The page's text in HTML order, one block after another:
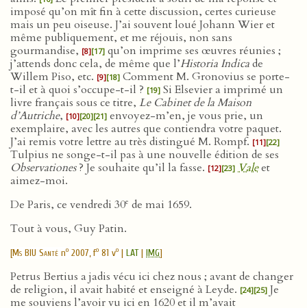
imposé qu’on mît fin à cette discussion, certes curieuse
mais un peu oiseuse. J’ai souvent loué Johann Wier et
même publiquement, et me réjouis, non sans
gourmandise, [8][17] qu’on imprime ses œuvres réunies ;
j’attends donc cela, de même que l’Historia Indicade
Willem Piso, etc. [9][18] Comment M. Gronovius se porte-
t-il et à quoi s’occupe-t-il ? [19] Si Elsevier a imprimé un
livre français sous ce titre, Le Cabinet de la Maison
d’Autriche, [10][20][21] envoyez-m’en, je vous prie, un
exemplaire, avec les autres que contiendra votre paquet.
J’ai remis votre lettre au très distingué M. Rompf. [11][22]
Tulpius ne songe-t-il pas à une nouvelle édition de ses
Observationes? Je souhaite qu’il la fasse. [12][23] Valeet
aimez-moi.
De Paris, ce vendredi 30e de mai 1659.
Tout à vous, Guy Patin.
[Ms BIU Santé no 2007, fo 81 vo | LAT| IMG]
Petrus Bertius a jadis vécu ici chez nous ; avant de changer
de religion, il avait habité et enseigné à Leyde. [24][25] Je
me souviens l’avoir vu ici en 1620 et il m’avait